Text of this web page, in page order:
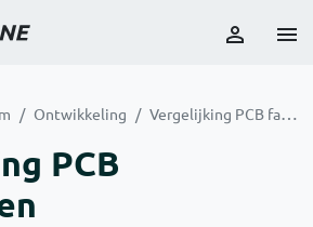
Ontwikkeling Vergelijking PCB fabrikanten
PCB